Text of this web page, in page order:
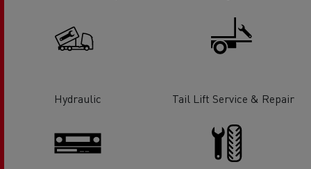
Hydraulic Tail Lift Service & Repair